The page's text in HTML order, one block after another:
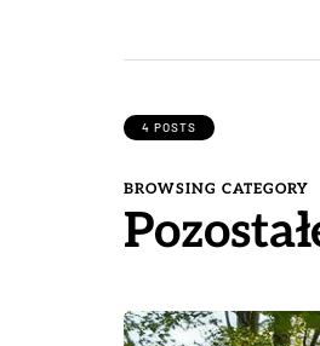
4 POSTS
BROWSING CATEGORY